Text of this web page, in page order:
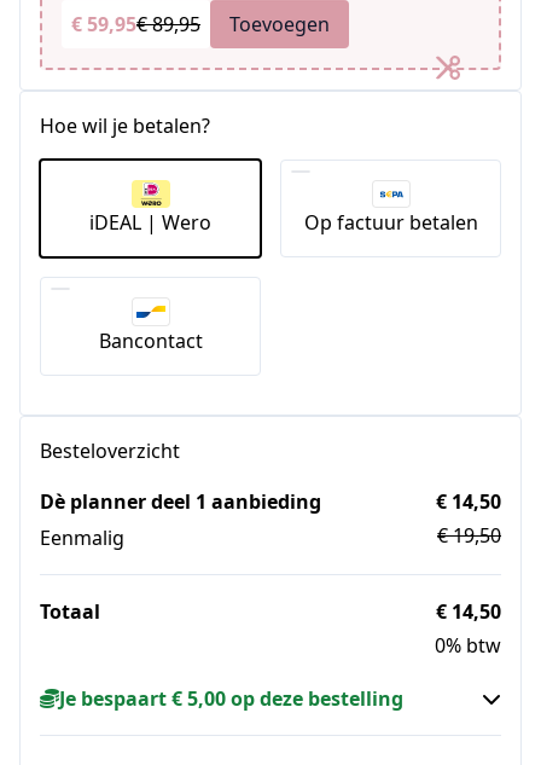
€ 59,95€ 89,95 Toevoegen
Hoe wil je betalen?
iDEAL | Wero Op factuur betalen
Bancontact
Besteloverzicht
Dè planner deel 1 aanbieding
Eenmalig
€ 14,50
€ 19,50
Totaal
€ 14,50
0% btw
Je bespaart € 5,00 op deze bestelling